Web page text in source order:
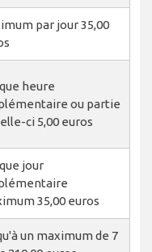
par jour 35,00
heure
ou partie
ci 5,00 euros
jour
35,00 euros
un maximum de 7